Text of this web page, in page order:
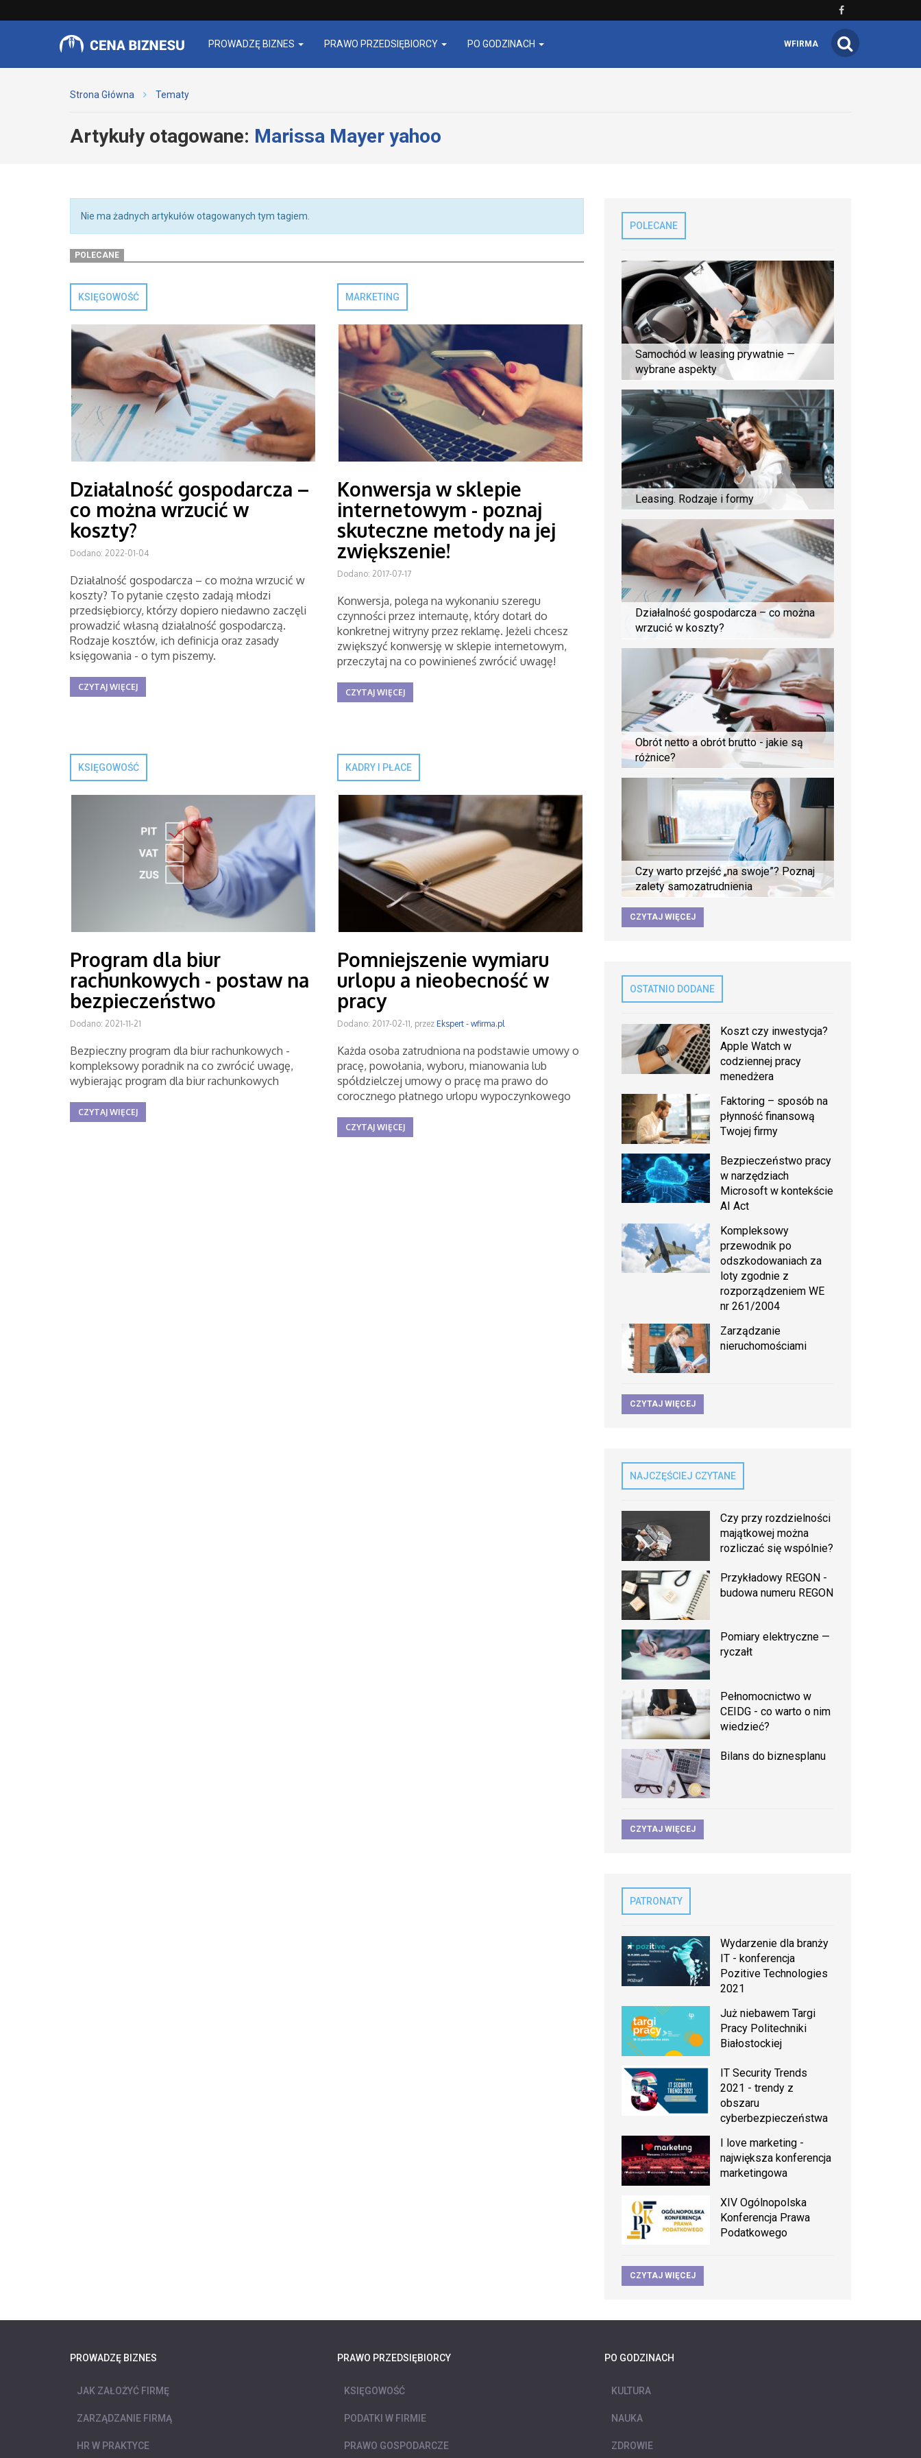
PROWADZĘ BIZNES PRAWO PRZEDSIĘBIORCY PO GODZINACH WFIRMA
Strona Główna Tematy
Artykuły otagowane: Marissa Mayer yahoo
Nie ma żadnych artykułów otagowanych tym tagiem.
POLECANE
KSIĘGOWOŚĆ
Działalność gospodarcza –
co można wrzucić w
koszty?
Dodano: 2022-01-04
Działalność gospodarcza – co można wrzucić w
koszty? To pytanie często zadają młodzi
przedsiębiorcy, którzy dopiero niedawno zaczęli
prowadzić własną działalność gospodarczą.
Rodzaje kosztów, ich definicja oraz zasady
księgowania - o tym piszemy.
CZYTAJ WIĘCEJ
MARKETING
Konwersja w sklepie
internetowym - poznaj
skuteczne metody na jej
zwiększenie!
Dodano: 2017-07-17
Konwersja, polega na wykonaniu szeregu
czynności przez internautę, który dotarł do
konkretnej witryny przez reklamę. Jeżeli chcesz
zwiększyć konwersję w sklepie internetowym,
przeczytaj na co powinieneś zwrócić uwagę!
CZYTAJ WIĘCEJ
KSIĘGOWOŚĆ
Program dla biur
rachunkowych - postaw na
bezpieczeństwo
Dodano: 2021-11-21
Bezpieczny program dla biur rachunkowych -
kompleksowy poradnik na co zwrócić uwagę,
wybierając program dla biur rachunkowych
CZYTAJ WIĘCEJ
KADRY I PŁACE
Pomniejszenie wymiaru
urlopu a nieobecność w
pracy
Dodano: 2017-02-11, przez Ekspert - wfirma.pl
Każda osoba zatrudniona na podstawie umowy o
pracę, powołania, wyboru, mianowania lub
spółdzielczej umowy o pracę ma prawo do
corocznego płatnego urlopu wypoczynkowego
CZYTAJ WIĘCEJ
POLECANE
Samochód w leasing prywatnie —
wybrane aspekty
Leasing. Rodzaje i formy
Działalność gospodarcza – co można
wrzucić w koszty?
Obrót netto a obrót brutto - jakie są
różnice?
Czy warto przejść „na swoje”? Poznaj
zalety samozatrudnienia
CZYTAJ WIĘCEJ
OSTATNIO DODANE
Koszt czy inwestycja?
Apple Watch w
codziennej pracy
menedżera
Faktoring – sposób na
płynność finansową
Twojej firmy
Bezpieczeństwo pracy
w narzędziach
Microsoft w kontekście
AI Act
Kompleksowy
przewodnik po
odszkodowaniach za
loty zgodnie z
rozporządzeniem WE
nr 261/2004
Zarządzanie
nieruchomościami
CZYTAJ WIĘCEJ
NAJCZĘŚCIEJ CZYTANE
Czy przy rozdzielności
majątkowej można
rozliczać się wspólnie?
Przykładowy REGON -
budowa numeru REGON
Pomiary elektryczne —
ryczałt
Pełnomocnictwo w
CEIDG - co warto o nim
wiedzieć?
Bilans do biznesplanu
CZYTAJ WIĘCEJ
PATRONATY
Wydarzenie dla branży
IT - konferencja
Pozitive Technologies
2021
Już niebawem Targi
Pracy Politechniki
Białostockiej
IT Security Trends
2021 - trendy z
obszaru
cyberbezpieczeństwa
I love marketing -
największa konferencja
marketingowa
XIV Ogólnopolska
Konferencja Prawa
Podatkowego
CZYTAJ WIĘCEJ
PROWADZĘ BIZNES
JAK ZAŁOŻYĆ FIRMĘ
ZARZĄDZANIE FIRMĄ
HR W PRAKTYCE
PRAWO PRZEDSIĘBIORCY
KSIĘGOWOŚĆ
PODATKI W FIRMIE
PRAWO GOSPODARCZE
PO GODZINACH
KULTURA
NAUKA
ZDROWIE